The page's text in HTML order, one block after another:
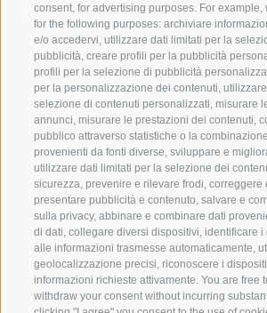
consent, for advertising purposes. For example,
for the following purposes: archiviare
e/o accedervi, utilizzare dati limitati per la
pubblicità, creare profili per la pubblicità
profili per la selezione di pubblicità
per la personalizzazione dei contenuti,
selezione di contenuti personalizzati, misurare
annunci, misurare le prestazioni dei contenuti,
pubblico attraverso statistiche o la
provenienti da fonti diverse, sviluppare e
utilizzare dati limitati per la selezione dei
sicurezza, prevenire e rilevare frodi, correggere
presentare pubblicità e contenuto, salvare e
sulla privacy, abbinare e combinare dati
di dati, collegare diversi dispositivi, identificare i
alle informazioni trasmesse automaticamente,
geolocalizzazione precisi, riconoscere i
informazioni richieste attivamente. You are free
withdraw your consent without incurring
TURISTICA DI RACINES
VAL GIOVO
VAL RACINES
VAL RIDANNA
IMPIANTI DI RISALITA
SCUOLA DI SCI RACINES
LUISL'S SKI SCHOOL A RACINES